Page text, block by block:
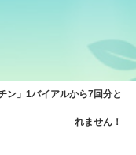
ン」1バイアルから7回分と
れません！